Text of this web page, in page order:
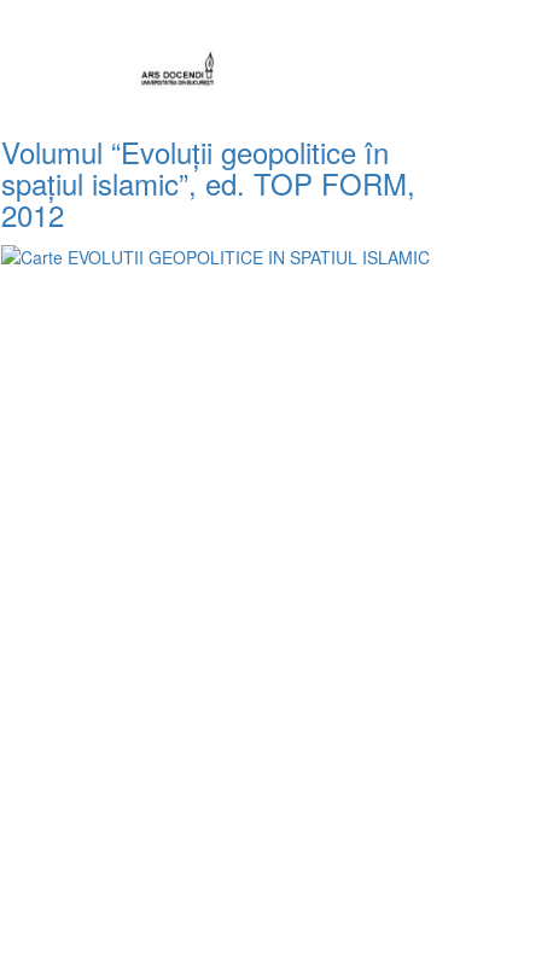
Volumul “Evoluții geopolitice în
spațiul islamic”, ed. TOP FORM,
2012